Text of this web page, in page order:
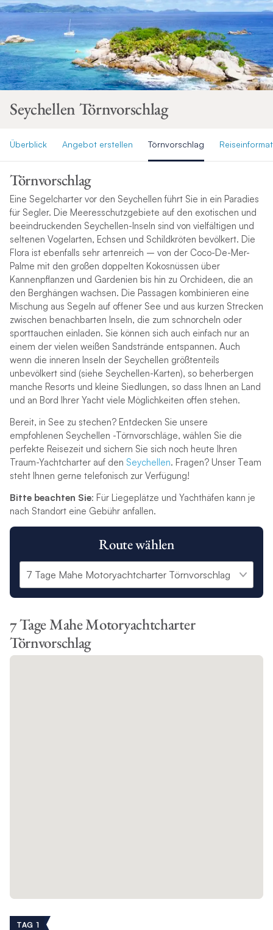
Seychellen Törnvorschlag
Überblick Angebot erstellen Törnvorschlag
Törnvorschlag
Eine Segelcharter vor den Seychellen führt Sie in ein Paradies
für Segler. Die Meeresschutzgebiete auf den exotischen und
beeindruckenden Seychellen-Inseln sind von vielfältigen und
seltenen Vogelarten, Echsen und Schildkröten bevölkert. Die
Flora ist ebenfalls sehr artenreich – von der Coco-De-Mer-
Palme mit den großen doppelten Kokosnüssen über
Kannenpflanzen und Gardenien bis hin zu Orchideen, die an
den Berghängen wachsen. Die Passagen kombinieren eine
Mischung aus Segeln auf offener See und aus kurzen Strecken
zwischen benachbarten Inseln, die zum schnorcheln oder
sporttauchen einladen. Sie können sich auch einfach nur an
einem der vielen weißen Sandstrände entspannen. Auch
wenn die inneren Inseln der Seychellen größtenteils
unbevölkert sind (siehe Seychellen-Karten), so beherbergen
manche Resorts und kleine Siedlungen, so dass Ihnen an Land
und an Bord Ihrer Yacht viele Möglichkeiten offen stehen.
Bereit, in See zu stechen? Entdecken Sie unsere
empfohlenen Seychellen -Törnvorschläge, wählen Sie die
perfekte Reisezeit und sichern Sie sich noch heute Ihren
Traum-Yachtcharter auf den Seychellen. Fragen? Unser Team
steht Ihnen gerne telefonisch zur Verfügung!
Bitte beachten Sie: Für Liegeplätze und Yachthäfen kann je
nach Standort eine Gebühr anfallen.
Route wählen
7 Tage Mahe Motoryachtcharter
Törnvorschlag
TAG 1